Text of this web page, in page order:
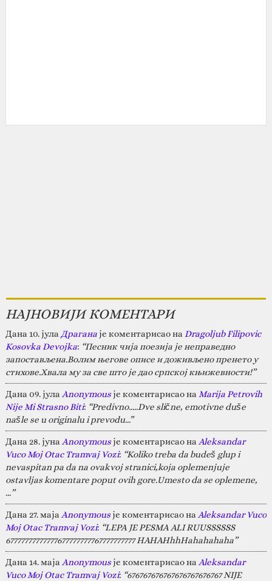
НАЈНОВИЈИ КОМЕНТАРИ
Дана 10. јула Драганаје коментарисао на Dragoljub Filipovic
Kosovka Devojka: “Песник чија поезија је неправедно
запостављена.Волим његове описе и доживљено пренето у
стихове.Хвала му за све што је дао српској књижевности!”
Дана 09. јула Anonymousје коментарисао на Marija Petrovih
Nije Mi Strasno Biti: “Predivno.....Dve slične, emotivne duše
našle se u originalu i prevodu...”
Дана 28. јуна Anonymousје коментарисао на Aleksandar
Vuco Moj Otac Tramvaj Vozi: “Koliko treba da budeš glup i
nevaspitan pa da na ovakvoj stranici,koja oplemenjuje
ostavljas komentare poput ovih gore.Umesto da se oplemene,
…”
Дана 27. маја Anonymousје коментарисао на Aleksandar Vuco
Moj Otac Tramvaj Vozi: “LEPA JE PESMA ALI RUUSSSSSS
67777777777777677777777767777777777 HAHAHhhHahahahaha”
Дана 14. маја Anonymousје коментарисао на Aleksandar
Vuco Moj Otac Tramvaj Vozi: “676767676767676767676767 NIJE